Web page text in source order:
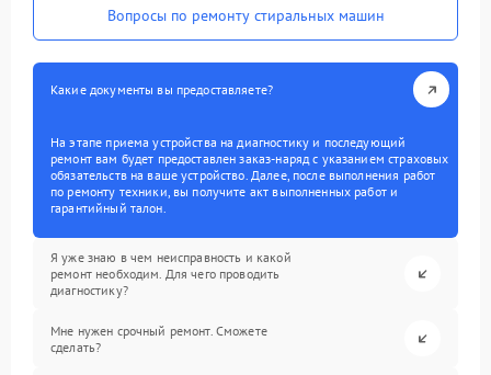
Вопросы по ремонту стиральных машин
Какие документы вы предоставляете?
На этапе приема устройства на диагностику и последующий
ремонт вам будет предоставлен заказ-наряд с указанием страховых
обязательств на ваше устройство. Далее, после выполнения работ
по ремонту техники, вы получите акт выполненных работ и
гарантийный талон.
Я уже знаю в чем неисправность и какой
ремонт необходим. Для чего проводить
диагностику?
Мне нужен срочный ремонт. Сможете
сделать?